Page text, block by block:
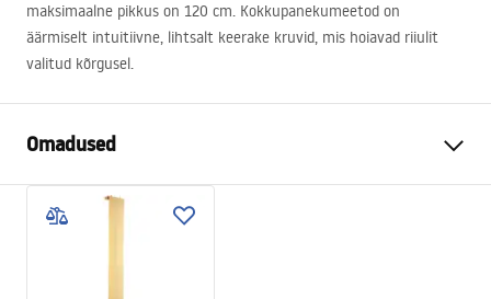
maksimaalne pikkus on 120 cm. Kokkupanekumeetod on
äärmiselt intuitiivne, lihtsalt keerake kruvid, mis hoiavad riiulit
valitud kõrgusel.
Omadused